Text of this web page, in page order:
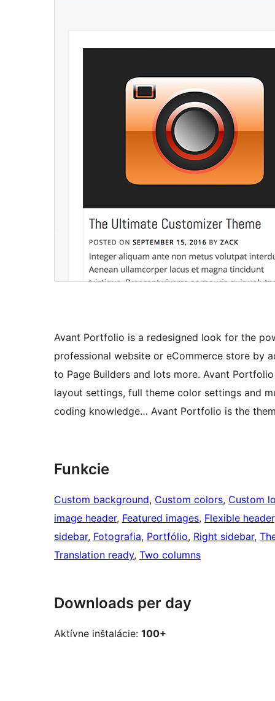
Avant Portfolio is a redesigned look for the
professional website or eCommerce store by
to Page Builders and lots more. Avant
layout settings, full theme color settings and
coding knowledge… Avant Portfolio is the
Funkcie
Custom background, Custom colors, Custom
image header, Featured images, Flexible header
sidebar, Fotografia, Portfólio, Right sidebar,
Translation ready, Two columns
Downloads per day
Aktívne inštalácie: 100+